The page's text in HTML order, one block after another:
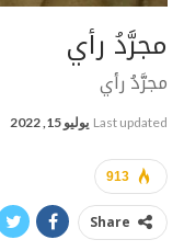
مجرَّدُ رأي
مجرَّدُ رأي
Last updated يوليو 15, 2022
913
Share